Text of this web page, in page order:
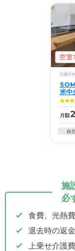
空室
介護付
米中
月額
自立
施
必
食費、光熱
退去時の返
上乗せ介護